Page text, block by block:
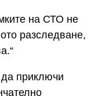
на СТО не
разследване,
приключи